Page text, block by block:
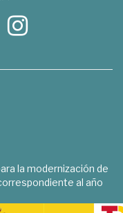
la modernización de
al año